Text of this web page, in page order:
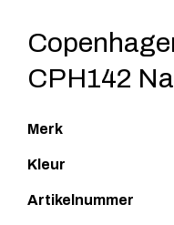
CPH142
Merk
Kleur
Artikelnummer